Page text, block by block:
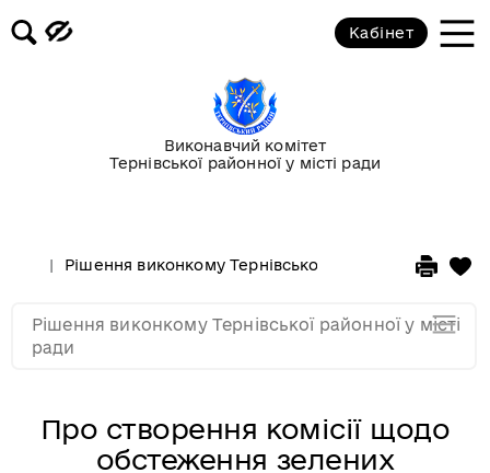
Виконавчий комітет
Тернівської районної у місті ради
Кабінет
Рішення виконкому Тернівської районної у місті
Про створення комісії щодо
обстеження зелених
Рішення виконкому Тернівської районної у місті
ради
Рішення виконкому за 2017
Рішення за виконкому 2016
Рішення виконкому за 2015
Рішення виконкому за 2013
Рішення виконкому за 2012